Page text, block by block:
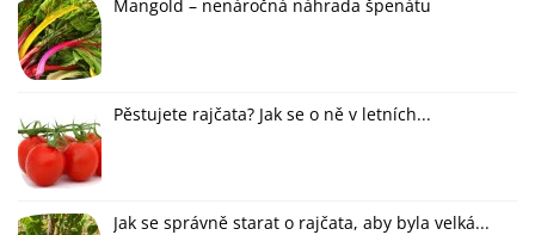
Mangold – nenáročná náhrada špenátu
Pěstujete rajčata? Jak se o ně v letních...
Jak se správně starat o rajčata, aby byla velká...